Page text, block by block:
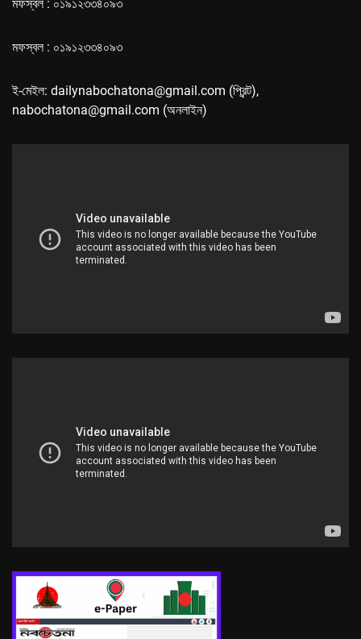
মফস্বল : ০১৯১২৩৩৪০৯৩
মফস্বল : ০১৯১২৩৩৪০৯৩
ই-মেইল: dailynabochatona@gmail.com (প্রিন্ট),
nabochatona@gmail.com (অনলাইন)